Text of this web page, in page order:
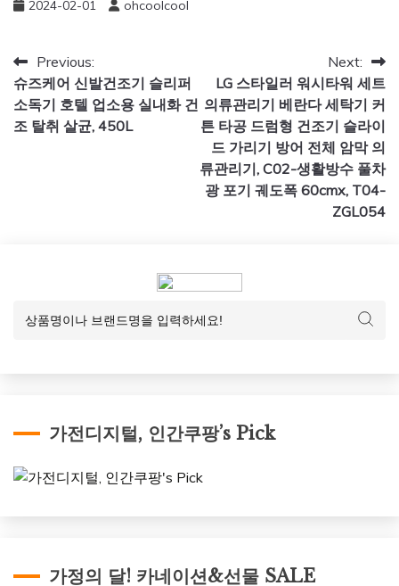
2024-02-01 ohcoolcool
글
탐
색
Previous:
슈즈케어 신발건조기 슬리퍼
소독기 호텔 업소용 실내화 건
조 탈취 살균, 450L
Next:
LG 스타일러 워시타워 세트
의류관리기 베란다 세탁기 커
튼 타공 드럼형 건조기 슬라이
드 가리기 방어 전체 암막 의
류관리기, C02-생활방수 풀차
광 포기 궤도폭 60cmx, T04-
ZGL054
가전디지털, 인간쿠팡’s Pick
가정의 달! 카네이션&선물 SALE